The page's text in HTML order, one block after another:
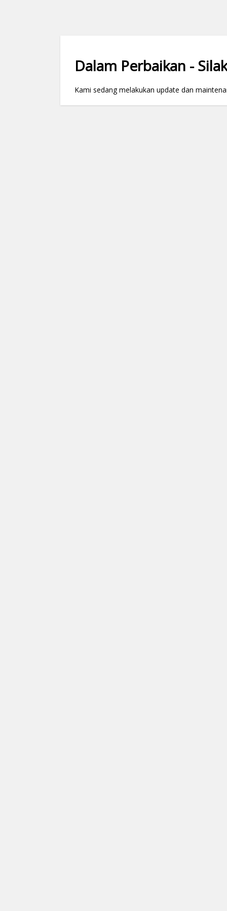
Dalam Perbaikan -
Kami sedang melakukan update dan